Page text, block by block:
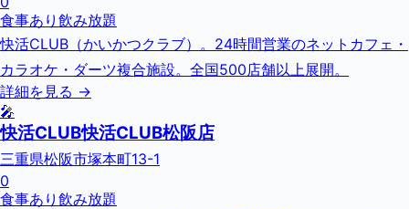
食事あり 飲み放題
快活CLUB（かいかつクラブ）。24時間営業のネットカフェ・
カラオケ・ダーツ複合施設。全国500店舗以上展開。
詳細を見る →
🎤
快活CLUB快活CLUB松阪店
三重県松阪市塚本町13-1
0
食事あり 飲み放題